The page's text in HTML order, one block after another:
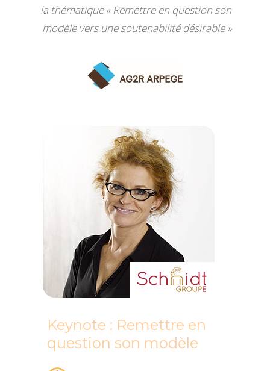
la thématique « Remettre en question son
modèle vers une soutenabilité désirable »
Keynote : Remettre en
question son modèle